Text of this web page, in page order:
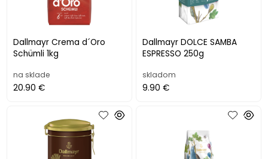
Dallmayr Crema d´Oro
Schümli 1kg
na sklade
20.90 €
Dallmayr DOLCE SAMBA
ESPRESSO 250g
skladom
9.90 €